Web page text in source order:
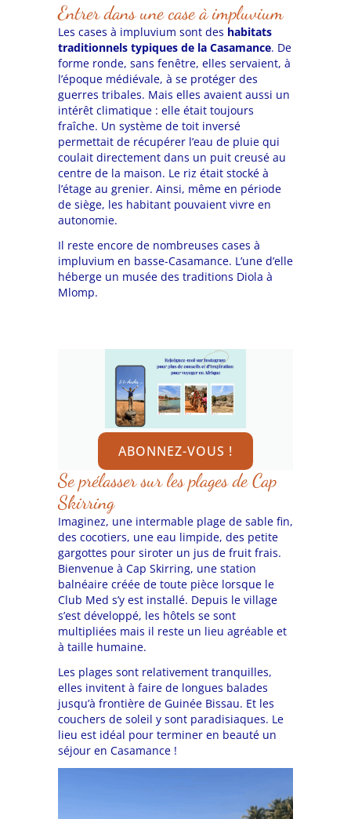
Entrer dans une case à impluvium
Les cases à impluvium sont des habitats
traditionnels typiques de la Casamance. De
forme ronde, sans fenêtre, elles servaient, à
l’époque médiévale, à se protéger des
guerres tribales. Mais elles avaient aussi un
intérêt climatique : elle était toujours
fraîche. Un système de toit inversé
permettait de récupérer l’eau de pluie qui
coulait directement dans un puit creusé au
centre de la maison. Le riz était stocké à
l’étage au grenier. Ainsi, même en période
de siège, les habitant pouvaient vivre en
autonomie.
Il reste encore de nombreuses cases à
impluvium en basse-Casamance. L’une d’elle
héberge un musée des traditions Diola à
Mlomp.
ABONNEZ-VOUS !
Se prélasser sur les plages de Cap
Skirring
Imaginez, une intermable plage de sable fin,
des cocotiers, une eau limpide, des petite
gargottes pour siroter un jus de fruit frais.
Bienvenue à Cap Skirring, une station
balnéaire créée de toute pièce lorsque le
Club Med s’y est installé. Depuis le village
s’est développé, les hôtels se sont
multipliées mais il reste un lieu agréable et
à taille humaine.
Les plages sont relativement tranquilles,
elles invitent à faire de longues balades
jusqu’à frontière de Guinée Bissau. Et les
couchers de soleil y sont paradisiaques. Le
lieu est idéal pour terminer en beauté un
séjour en Casamance !